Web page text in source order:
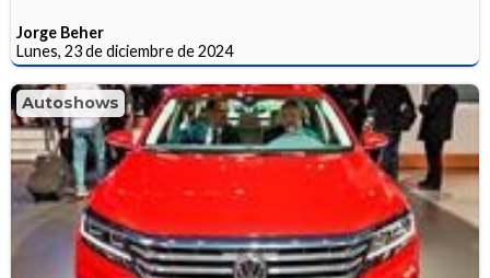
Jorge Beher
Lunes, 23 de diciembre de 2024
Autoshows